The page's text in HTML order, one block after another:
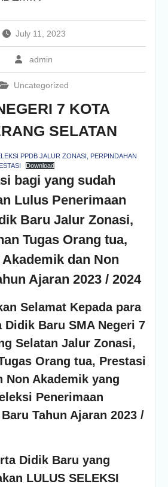
July 11, 2023
admin
Uncategorized
7 KOTA
SELATAN
PPDB JALUR ZONASI, PERPINDAHAN
Download
bagi yang sudah
Lulus Penerimaan
Baru Jalur Zonasi,
Tugas Orang tua,
dan Non
Ajaran 2023 / 2024
Selamat Kepada para
Didik Baru SMA Negeri 7
Selatan Jalur Zonasi,
Orang tua, Prestasi
Non Akademik yang
Penerimaan
Tahun Ajaran 2023 /
Didik Baru yang
LULUS SELEKSI